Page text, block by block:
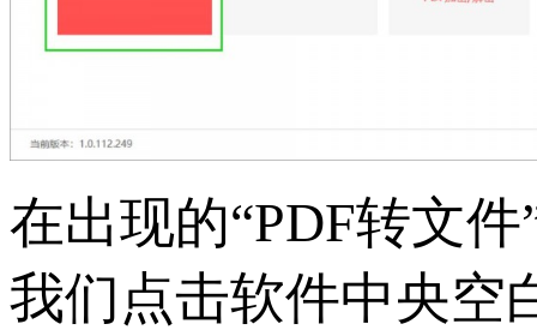
在出现的“PDF转文
我们点击软件中央空